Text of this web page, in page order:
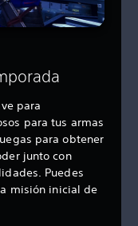
para
para tus armas
para obtener
junto con
Puedes
misión inicial de